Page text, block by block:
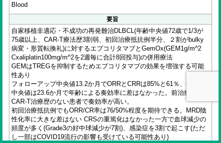
Blood
要旨
自家移植非適応・不成功の再発難治DLBCL(年齢中央値72歳で1/3が
75歳以上、CAR-T療法歴3割弱、初回治療抵抗例半分、２割がbulky
病変・形質転換礼)に対するエプコリタマブとGemOx(GEM1g/m^2
Cxaliplatin100mg/m^2を2週毎に合計8回投与)の併用療法
GEMはTREGを抑制するためエプコリタマブの効果を増強する可能
性あり
フォローアップ中央値13.2か月でORRとCRRは85%と61％、CR持続
中央値は23.6か月で年齢による奏効率に差はなかった。前治療1回や
CAR-T治療歴のない患者で奏効率が高い。
初回治療抵抗例でもORR/CR率は76/50%程度を期待できる。MRD陰
性化率に大きな差はない CRSの重篤化はなかった一方で血球減少の
頻度が多く(Grade3の好中球減少が7割)、感染症を3割で起こす(ただ
し一部はCOVID19流行の影響も受けている可能性あり)